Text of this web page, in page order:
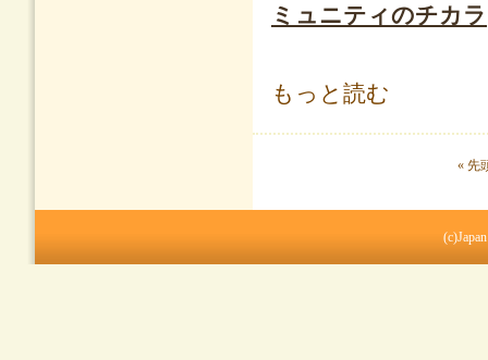
ミュニティのチカラ
仕事の風景探訪プロジェクト ニュ
もっと読む
« 先